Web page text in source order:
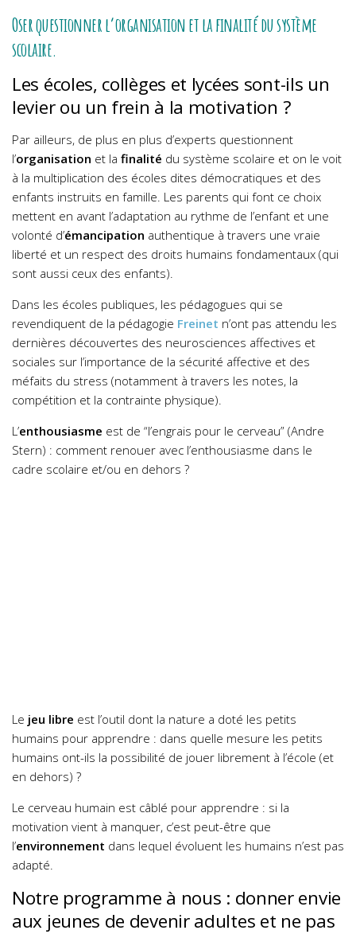
Oser questionner l’organisation et la finalité du système
scolaire.
Les écoles, collèges et lycées sont-ils un
levier ou un frein à la motivation ?
Par ailleurs, de plus en plus d’experts questionnent
l’organisation et la finalité du système scolaire et on le voit
à la multiplication des écoles dites démocratiques et des
enfants instruits en famille. Les parents qui font ce choix
mettent en avant l’adaptation au rythme de l’enfant et une
volonté d’émancipation authentique à travers une vraie
liberté et un respect des droits humains fondamentaux (qui
sont aussi ceux des enfants).
Dans les écoles publiques, les pédagogues qui se
revendiquent de la pédagogie Freinet n’ont pas attendu les
dernières découvertes des neurosciences affectives et
sociales sur l’importance de la sécurité affective et des
méfaits du stress (notamment à travers les notes, la
compétition et la contrainte physique).
L’enthousiasme est de “l’engrais pour le cerveau” (Andre
Stern) : comment renouer avec l’enthousiasme dans le
cadre scolaire et/ou en dehors ?
Le jeu libre est l’outil dont la nature a doté les petits
humains pour apprendre : dans quelle mesure les petits
humains ont-ils la possibilité de jouer librement à l’école (et
en dehors) ?
Le cerveau humain est câblé pour apprendre : si la
motivation vient à manquer, c’est peut-être que
l’environnement dans lequel évoluent les humains n’est pas
adapté.
Notre programme à nous : donner envie
aux jeunes de devenir adultes et ne pas